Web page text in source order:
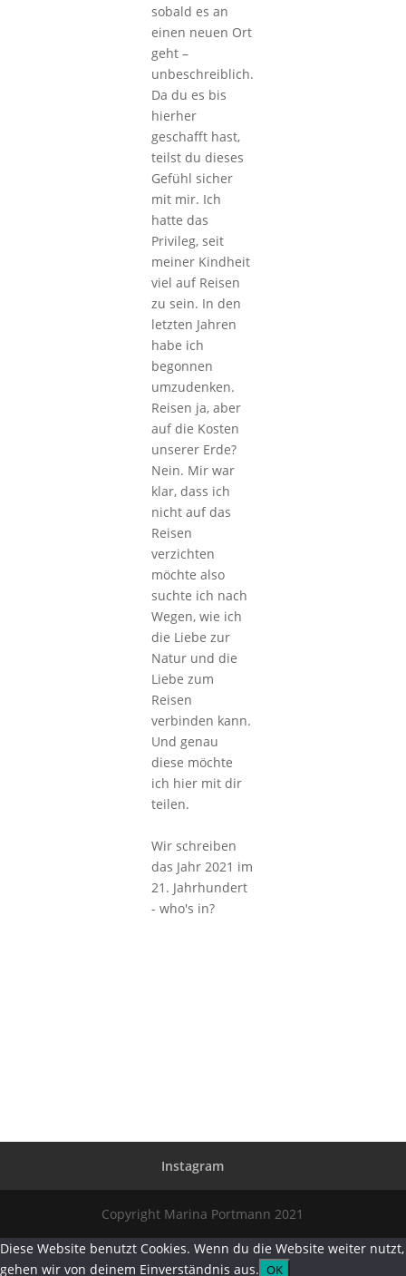
sobald es an
einen neuen Ort
geht –
unbeschreiblich.
Da du es bis
hierher
geschafft hast,
teilst du dieses
Gefühl sicher
mit mir. Ich
hatte das
Privileg, seit
meiner Kindheit
viel auf Reisen
zu sein. In den
letzten Jahren
habe ich
begonnen
umzudenken.
Reisen ja, aber
auf die Kosten
unserer Erde?
Nein. Mir war
klar, dass ich
nicht auf das
Reisen
verzichten
möchte also
suchte ich nach
Wegen, wie ich
die Liebe zur
Natur und die
Liebe zum
Reisen
verbinden kann.
Und genau
diese möchte
ich hier mit dir
teilen.
Wir schreiben
das Jahr 2021 im
21. Jahrhundert
- who's in?
Instagram
Copyright Marina Portmann 2021
Diese Website benutzt Cookies. Wenn du die Website weiter nutzt,
gehen wir von deinem Einverständnis aus. OK